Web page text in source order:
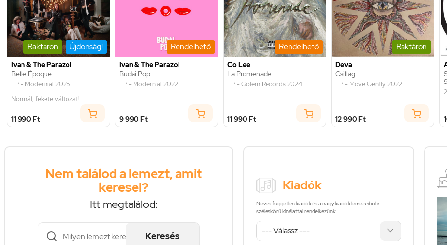
Raktáron Újdonság!
Ivan & The Parazol
Belle Époque
LP - Modernial 2025
Normál, fekete változat!
11 990 Ft
Rendelhető
Ivan & The Parazol
Budai Pop
LP - Modernial 2022
9 990 Ft
Rendelhető
Co Lee
La Promenade
LP - Golem Records 2024
11 990 Ft
Raktáron
Deva
Csillag
LP - Move Gently 2022
12 990 Ft
Nem találod a lemezt, amit
keresel?
Itt megtalálod:
Keresés
Kiadók
Neves független kiadók és a nagy kiadók lemezeiből is
széleskörű kínálattal rendelkezünk: